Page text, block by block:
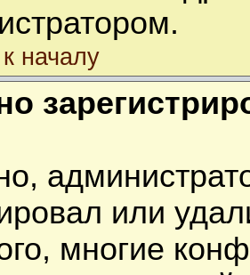
началу
или
многие